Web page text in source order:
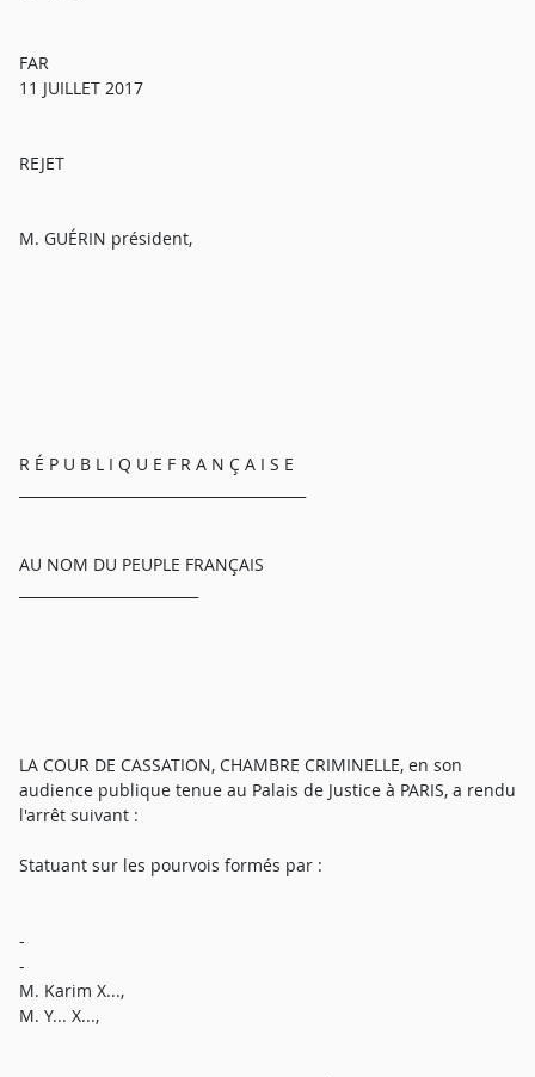
FAR
11 JUILLET 2017
REJET
M. GUÉRIN président,
R É P U B L I Q U E F R A N Ç A I S E
AU NOM DU PEUPLE FRANÇAIS
LA COUR DE CASSATION, CHAMBRE CRIMINELLE, en son
audience publique tenue au Palais de Justice à PARIS, a rendu
l'arrêt suivant :
Statuant sur les pourvois formés par :
-
-
M. Karim X...,
M. Y... X...,